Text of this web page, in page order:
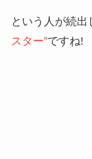
という人が続
スター”ですね!